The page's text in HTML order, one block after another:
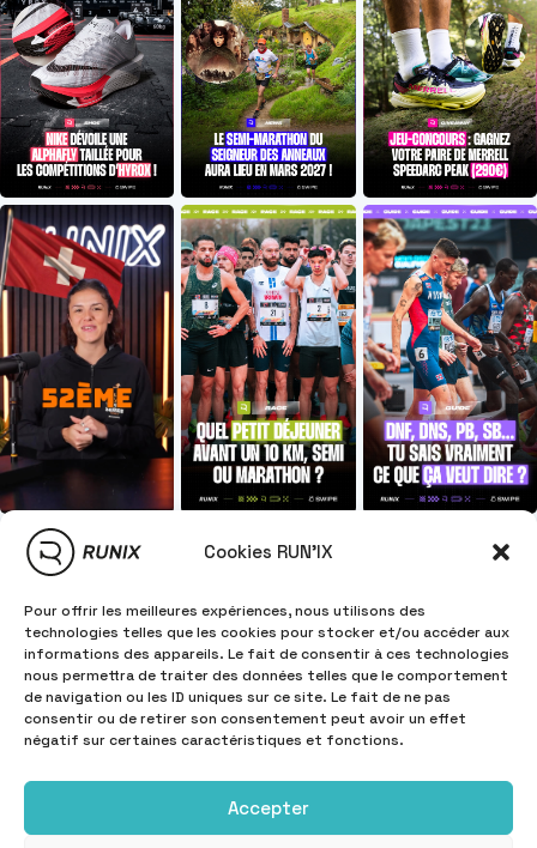
Cookies RUN'IX
Pour offrir les meilleures expériences, nous utilisons des
technologies telles que les cookies pour stocker et/ou accéder aux
informations des appareils. Le fait de consentir à ces technologies
nous permettra de traiter des données telles que le comportement
de navigation ou les ID uniques sur ce site. Le fait de ne pas
consentir ou de retirer son consentement peut avoir un effet
négatif sur certaines caractéristiques et fonctions.
Accepter